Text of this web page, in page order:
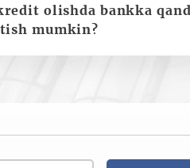
olishda bankka
mumkin?